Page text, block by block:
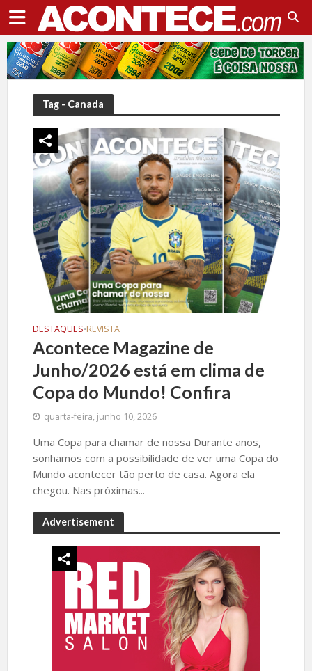
Tag - Canada
DESTAQUES•REVISTA
Acontece Magazine de
Junho/2026 está em clima de
Copa do Mundo! Confira
quarta-feira, junho 10, 2026
Uma Copa para chamar de nossa Durante anos,
sonhamos com a possibilidade de ver uma Copa do
Mundo acontecer tão perto de casa. Agora ela
chegou. Nas próximas...
Advertisement